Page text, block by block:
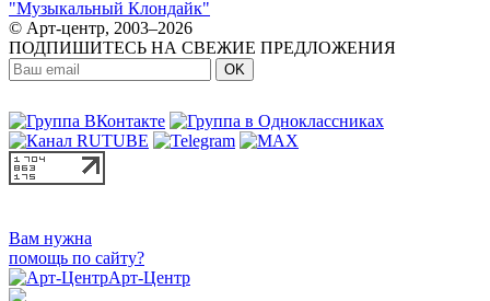
"Музыкальный Клондайк"
© Арт-центр, 2003–2026
ПОДПИШИТЕСЬ НА СВЕЖИЕ ПРЕДЛОЖЕНИЯ
OK
Вам нужна
помощь по сайту?
Арт-Центр